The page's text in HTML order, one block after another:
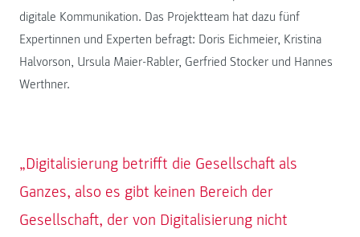
digitale Kommunikation. Das Projektteam hat dazu fünf
Expertinnen und Experten befragt: Doris Eichmeier, Kristina
Halvorson, Ursula Maier-Rabler, Gerfried Stocker und Hannes
Werthner.
„Digitalisierung betrifft die Gesellschaft als
Ganzes, also es gibt keinen Bereich der
Gesellschaft, der von Digitalisierung nicht